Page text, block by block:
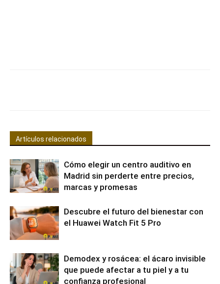
Artículos relacionados
Cómo elegir un centro auditivo en
Madrid sin perderte entre precios,
marcas y promesas
Descubre el futuro del bienestar con
el Huawei Watch Fit 5 Pro
Demodex y rosácea: el ácaro invisible
que puede afectar a tu piel y a tu
confianza profesional